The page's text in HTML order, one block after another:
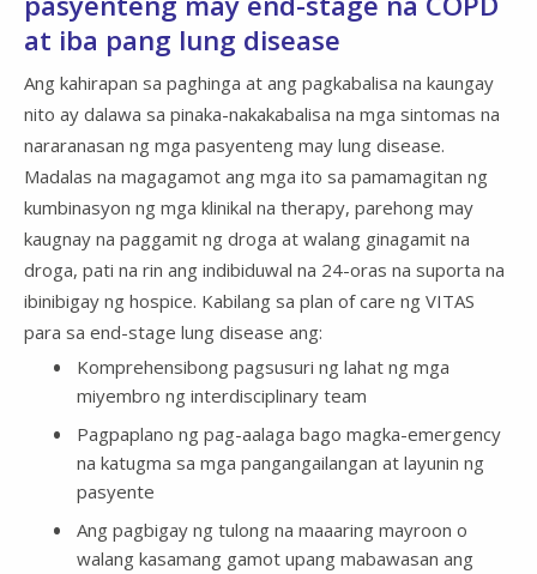
at iba pang lung disease
Ang kahirapan sa paghinga at ang pagkabalisa na kaungay
nito ay dalawa sa pinaka-nakakabalisa na mga sintomas na
nararanasan ng mga pasyenteng may lung disease.
Madalas na magagamot ang mga ito sa pamamagitan ng
kumbinasyon ng mga klinikal na therapy, parehong may
kaugnay na paggamit ng droga at walang ginagamit na
droga, pati na rin ang indibiduwal na 24-oras na suporta na
ibinibigay ng hospice. Kabilang sa plan of care ng VITAS
para sa end-stage lung disease ang:
Komprehensibong pagsusuri ng lahat ng mga
miyembro ng interdisciplinary team
Pagpaplano ng pag-aalaga bago magka-emergency
na katugma sa mga pangangailangan at layunin ng
pasyente
Ang pagbigay ng tulong na maaaring mayroon o
walang kasamang gamot upang mabawasan ang